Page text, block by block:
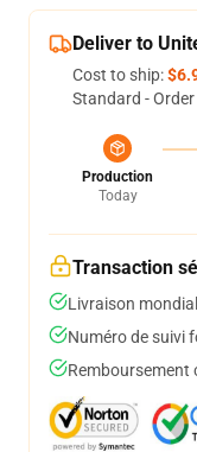
Deliver to
Cost to ship:
Standard -
Production
Today
Transaction
Livraison
Numéro de suivi
Remboursement